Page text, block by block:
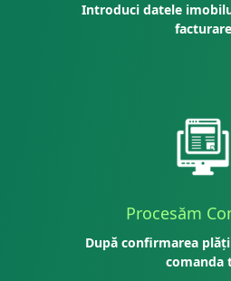
Introduci datele
facturare
Procesăm
După confirmarea
comanda